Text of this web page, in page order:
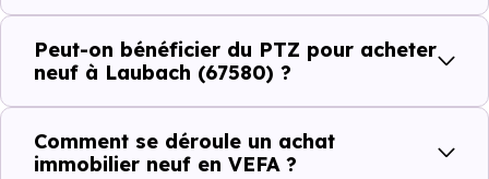
dans la commune.
Combien coûte un logement à Laubach
(67580) ?
C'est souvent la première question. Voici les repères de
Peut-on bénéficier du PTZ pour acheter
neuf à Laubach (67580) ?
Comment se déroule un achat
immobilier neuf en VEFA ?